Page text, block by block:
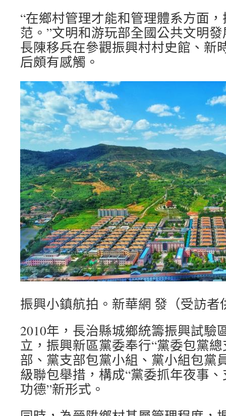
“在鄉村管理才能和管理體系方面
范。”文明和游玩部全國公共文明
長陳移兵在參觀振興村村史館、新
后頗有感觸。
振興小鎮航拍。新華網 發（受訪者
2010年，長治縣城鄉統籌振興試驗
立，振興新區黨委奉行“黨委包黨
部、黨支部包黨小組、黨小組包黨
級聯包舉措，構成“黨委抓年夜事
功德”新形式。